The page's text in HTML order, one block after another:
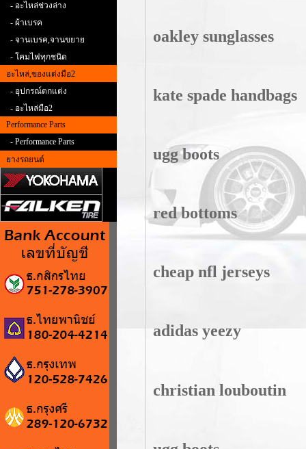
- อะไหล่ช่วงล่าง
- ผ้าเบรค
- จานเบรค,จานขยาย
- โคมไฟทุกชนิด
อะไหล่,ของแต่งมือ2
- อุปกรณ์ตกแต่ง
- อะไหล่มือ2
Performance Parts
- Performance Parts
ยางรถยนต์
oakley sunglasses
kate spade handbags
ugg boots
red bottoms
cheap nfl jerseys
adidas yeezy
christian louboutin